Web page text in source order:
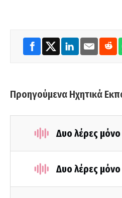
Προηγούμενα Ηχητικά
Δυο λέρες
Δυο λέρες